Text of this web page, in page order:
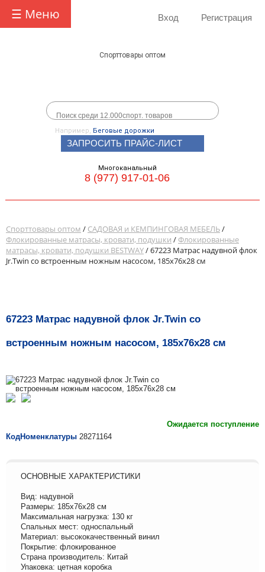
☰ Меню Вход Регистрация
Спорттовары оптом
Например, Беговые дорожки
ЗАПРОСИТЬ ПРАЙС-ЛИСТ
Многоканальный
8 (977) 917-01-06
Спорттовары оптом / САДОВАЯ и КЕМПИНГОВАЯ МЕБЕЛЬ/
Флокированные матрасы, кровати, подушки /Флокированные
матрасы, кровати, подушки BESTWAY/ 67223 Матрас надувной флок
Jr.Twin со встроенным ножным насосом, 185х76х28 см
67223 Матрас надувной флок Jr.Twin со
встроенным ножным насосом, 185х76х28 см
Ожидается поступление
КодНоменклатуры 28271164
ОСНОВНЫЕ ХАРАКТЕРИСТИКИ
Вид: надувной
Размеры: 185х76х28 см
Максимальная нагрузка: 130 кг
Спальных мест: односпальный
Материал: высококачественный винил
Покрытие: флокированное
Страна производитель: Китай
Упаковка: цетная коробка